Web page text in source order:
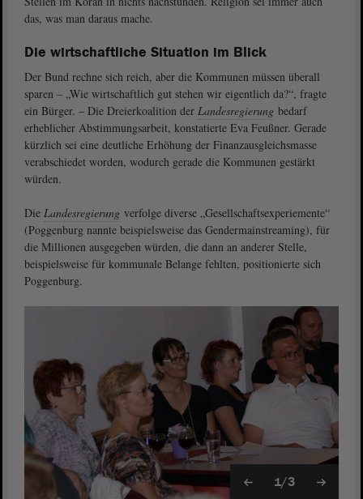
das, was man daraus mache.
Die wirtschaftliche Situation im Blick
Der Bund rechne sich reich, aber die Kommunen müssen überall
sparen – „Wie wirtschaftlich gut stehen wir eigentlich da?“, fragte
ein Bürger. – Die Dreierkoalition der Landesregierung bedarf
erheblicher Abstimmungsarbeit, konstatierte Eva Feußner. Gerade
kürzlich sei eine deutliche Erhöhung der Finanzausgleichsmasse
verabschiedet worden, wodurch gerade die Kommunen gestärkt
würden.
Die Landesregierung verfolge diverse „Gesellschaftsexperiemente“
(Poggenburg nannte beispielsweise das Gendermainstreaming), für
die Millionen ausgegeben würden, die dann an anderer Stelle,
beispielsweise für kommunale Belange fehlten, positionierte sich
Poggenburg.
1/3